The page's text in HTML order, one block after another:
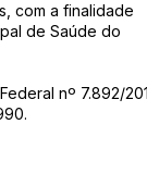
com a finalidade
de Saúde do
nº 7.892/